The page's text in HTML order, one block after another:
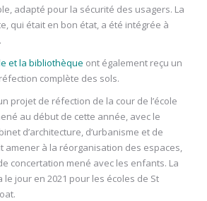
adapté pour la sécurité des usagers. La
qui était en bon état, a été intégrée à
et la bibliothèque ont également reçu un
complète des sols.
projet de réfection de la cour de l’école
au début de cette année, avec le
d’architecture, d’urbanisme et de
amener à la réorganisation des espaces,
concertation mené avec les enfants. La
jour en 2021 pour les écoles de St